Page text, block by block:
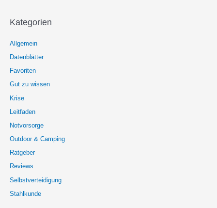
Kategorien
Allgemein
Datenblätter
Favoriten
Gut zu wissen
Krise
Leitfaden
Notvorsorge
Outdoor & Camping
Ratgeber
Reviews
Selbstverteidigung
Stahlkunde